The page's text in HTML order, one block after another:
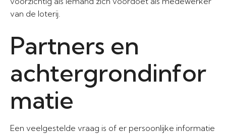
van de loterij.
Partners en
achtergrondinfor
matie
Een veelgestelde vraag is of er persoonlijke informatie